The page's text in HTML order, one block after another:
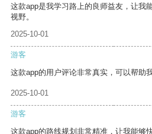
这款app是我学习路上的良师益友，让我
视野。
2025-10-01
游客
这款app的用户评论非常真实，可以帮助
2025-10-01
游客
这款app的路线规划非常精准，让我能够